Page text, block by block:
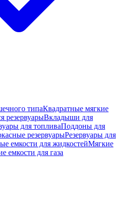
типаКвадратные мягкие
резервуарыВкладыши для
для топливаПоддоны для
резервуарыРезервуары для
емкости для жидкостейМягкие
емкости для газа